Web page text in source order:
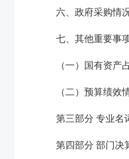
六、政府采购情
七、其他重要事
（一）国有资产
（二）预算绩效
第三部分 专业名
第四部分 部门决